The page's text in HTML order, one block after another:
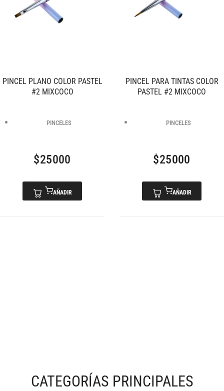
PINCEL PLANO COLOR PASTEL
#2 MIXCOCO
PINCELES
$25000
AÑADIR
PINCEL PARA TINTAS COLOR
PASTEL #2 MIXCOCO
PINCELES
$25000
AÑADIR
CATEGORÍAS PRINCIPALES